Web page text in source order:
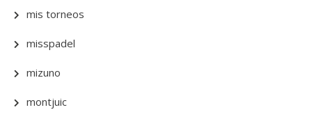
mis torneos
misspadel
mizuno
montjuic